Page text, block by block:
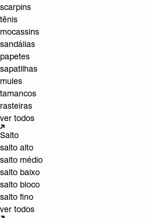
scarpins
tênis
mocassins
sandálias
papetes
sapatilhas
mules
tamancos
rasteiras
ver todos
Salto
salto alto
salto médio
salto baixo
salto bloco
salto fino
ver todos